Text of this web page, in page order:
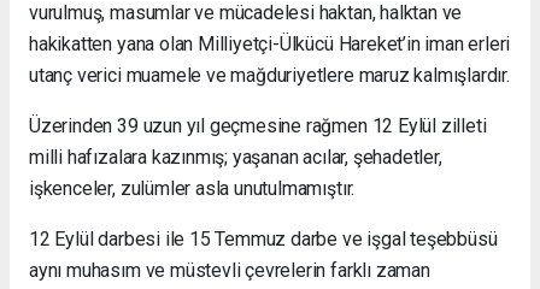
vurulmuş, masumlar ve mücadelesi haktan, halktan ve
hakikatten yana olan Milliyetçi-Ülkücü Hareket’in iman erleri
utanç verici muamele ve mağduriyetlere maruz kalmışlardır.
Üzerinden 39 uzun yıl geçmesine rağmen 12 Eylül zilleti
milli hafızalara kazınmış; yaşanan acılar, şehadetler,
işkenceler, zulümler asla unutulmamıştır.
12 Eylül darbesi ile 15 Temmuz darbe ve işgal teşebbüsü
aynı muhasım ve müstevli çevrelerin farklı zaman